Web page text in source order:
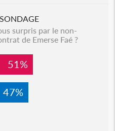
surpris par le non-
de Emerse Faé ?
51%
47%